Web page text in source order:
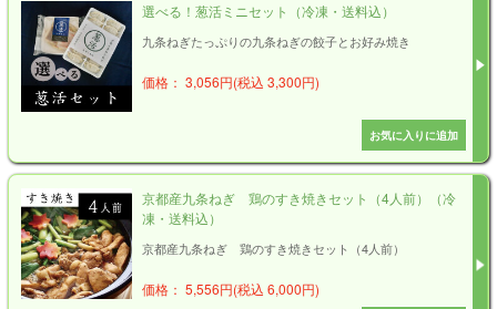
選べる！葱活ミニセット（冷凍・送料込）
九条ねぎたっぷりの九条ねぎの餃子とお好み焼き
価格： 3,056円(税込 3,300円)
京都産九条ねぎ 鶏のすき焼きセット（4人前）（冷
凍・送料込）
京都産九条ねぎ 鶏のすき焼きセット（4人前）
価格： 5,556円(税込 6,000円)